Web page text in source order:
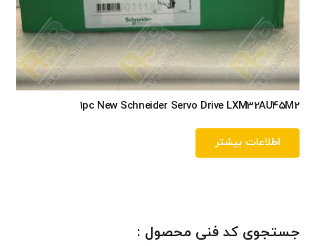
1pc New Schneider Servo Drive LXM32AU45M2
اطلاعات بیشتر
جستجوی کد فنی محصول :